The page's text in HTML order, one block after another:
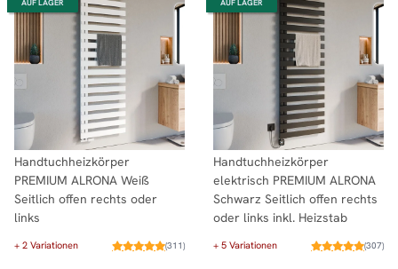
AUF LAGER
Handtuchheizkörper
PREMIUM ALRONA Weiß
Seitlich offen rechts oder
links
+ 2 Variationen (311)
AUF LAGER
Handtuchheizkörper
elektrisch PREMIUM ALRONA
Schwarz Seitlich offen rechts
oder links inkl. Heizstab
+ 5 Variationen (307)